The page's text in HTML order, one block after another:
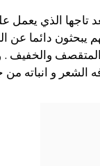
الذي يعمل
دائما عن
الشعر و انباته